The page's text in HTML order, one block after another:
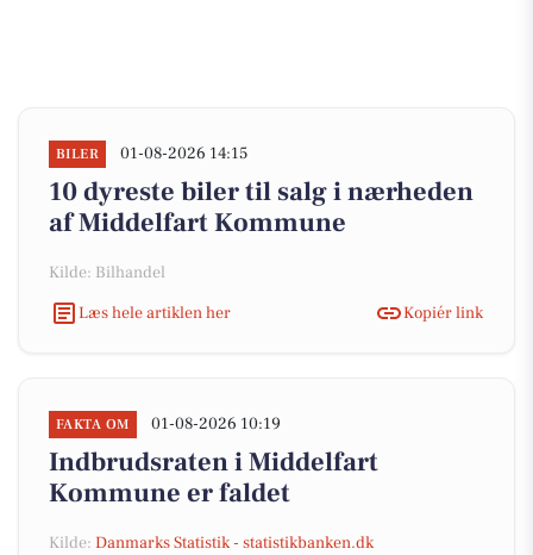
BILER 01-08-2026 14:15
10 dyreste biler til salg i nærheden
af Middelfart Kommune
Kilde: Bilhandel
Læs hele artiklen her
Kopiér link
FAKTA OM 01-08-2026 10:19
Indbrudsraten i Middelfart
Kommune er faldet
Kilde: Danmarks Statistik - statistikbanken.dk